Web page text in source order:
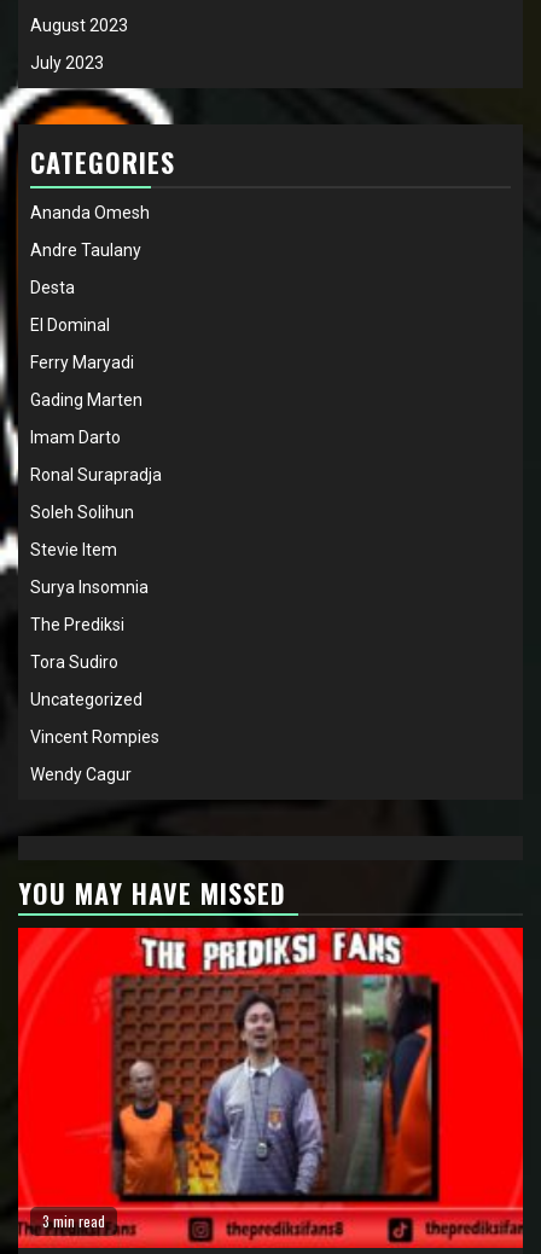
August 2023
July 2023
CATEGORIES
Ananda Omesh
Andre Taulany
Desta
El Dominal
Ferry Maryadi
Gading Marten
Imam Darto
Ronal Surapradja
Soleh Solihun
Stevie Item
Surya Insomnia
The Prediksi
Tora Sudiro
Uncategorized
Vincent Rompies
Wendy Cagur
YOU MAY HAVE MISSED
3 min read